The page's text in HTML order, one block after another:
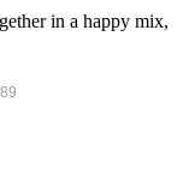
in a happy mix,